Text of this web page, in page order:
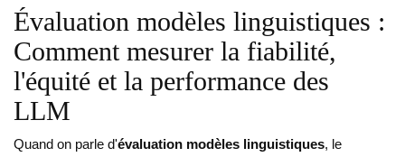
Évaluation modèles linguistiques :
Comment mesurer la fiabilité,
l'équité et la performance des
LLM
Quand on parle d'évaluation modèles linguistiques, le